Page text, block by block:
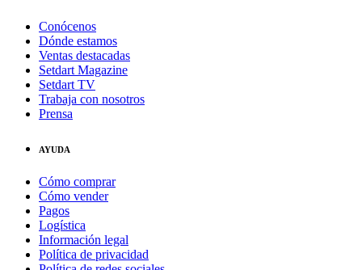
Conócenos
Dónde estamos
Ventas destacadas
Setdart Magazine
Setdart TV
Trabaja con nosotros
Prensa
AYUDA
Cómo comprar
Cómo vender
Pagos
Logística
Información legal
Política de privacidad